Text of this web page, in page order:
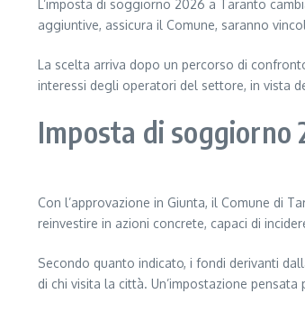
L’imposta di soggiorno 2026 a Taranto
aggiuntive, assicura il Comune, saranno
La scelta arriva dopo un percorso di
interessi degli operatori del settore, in vista
Imposta di soggiorno
Con l’approvazione in Giunta, il Comune di
reinvestire in azioni concrete, capaci di
Secondo quanto indicato, i fondi derivanti
di chi visita la città. Un’impostazione